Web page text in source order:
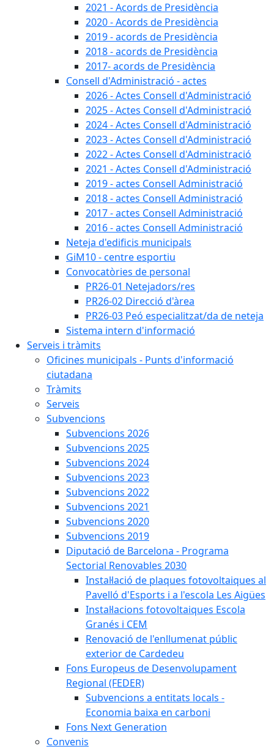
2021 - Acords de Presidència
2020 - Acords de Presidència
2019 - acords de Presidència
2018 - acords de Presidència
2017- acords de Presidència
Consell d'Administració - actes
2026 - Actes Consell d'Administració
2025 - Actes Consell d'Administració
2024 - Actes Consell d'Administració
2023 - Actes Consell d'Administració
2022 - Actes Consell d'Administració
2021 - Actes Consell d'Administració
2019 - actes Consell Administració
2018 - actes Consell Administració
2017 - actes Consell Administració
2016 - actes Consell Administració
Neteja d'edificis municipals
GiM10 - centre esportiu
Convocatòries de personal
PR26-01 Netejadors/res
PR26-02 Direcció d'àrea
PR26-03 Peó especialitzat/da de neteja
Sistema intern d'informació
Serveis i tràmits
Oficines municipals - Punts d'informació
ciutadana
Tràmits
Serveis
Subvencions
Subvencions 2026
Subvencions 2025
Subvencions 2024
Subvencions 2023
Subvencions 2022
Subvencions 2021
Subvencions 2020
Subvencions 2019
Diputació de Barcelona - Programa
Sectorial Renovables 2030
Instal·lació de plaques fotovoltaiques al
Pavelló d'Esports i a l'escola Les Aigües
Instal·lacions fotovoltaiques Escola
Granés i CEM
Renovació de l'enllumenat públic
exterior de Cardedeu
Fons Europeus de Desenvolupament
Regional (FEDER)
Subvencions a entitats locals -
Economia baixa en carboni
Fons Next Generation
Convenis